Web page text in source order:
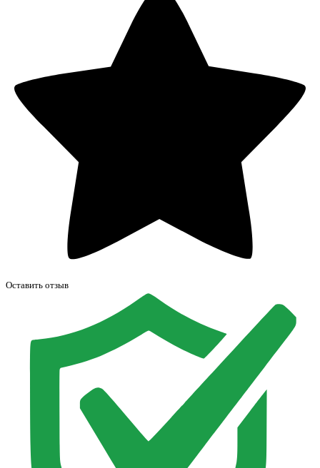
Оставить отзыв